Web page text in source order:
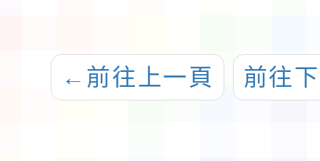
← 前往上一頁 前往